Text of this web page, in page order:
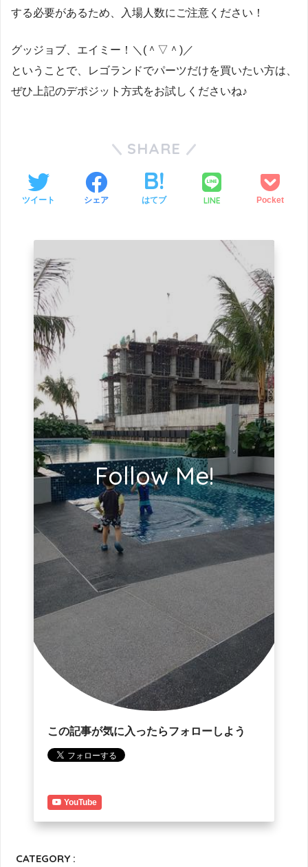
する必要があるため、入場人数にご注意ください！
グッジョブ、エイミー！＼(＾▽＾)／
ということで、レゴランドでパーツだけを買いたい方は、
ぜひ上記のデポジット方式をお試しくださいね♪
SHARE
ツイート シェア はてブ LINE Pocket
Follow Me!
この記事が気に入ったらフォローしよう
YouTube
CATEGORY :